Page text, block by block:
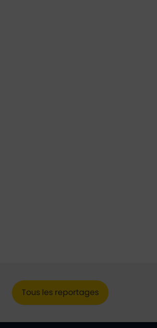
Tous les reportages